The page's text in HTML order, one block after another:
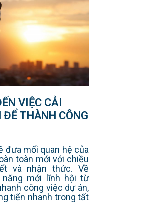
VIỆC CẢI
THÀNH CÔNG
đưa mối quan hệ của
toàn mới với chiều
và nhận thức. Về
năng mới lĩnh hội từ
công việc dự án,
tiến nhanh trong tất